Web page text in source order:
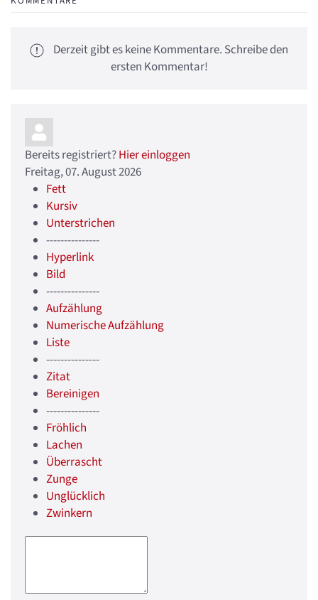
Derzeit gibt es keine Kommentare. Schreibe den
ersten Kommentar!
Bereits registriert?Hier einloggen
Freitag, 07. August 2026
Fett
Kursiv
Unterstrichen
---------------
Hyperlink
Bild
---------------
Aufzählung
Numerische Aufzählung
Liste
---------------
Zitat
Bereinigen
---------------
Fröhlich
Lachen
Überrascht
Zunge
Unglücklich
Zwinkern